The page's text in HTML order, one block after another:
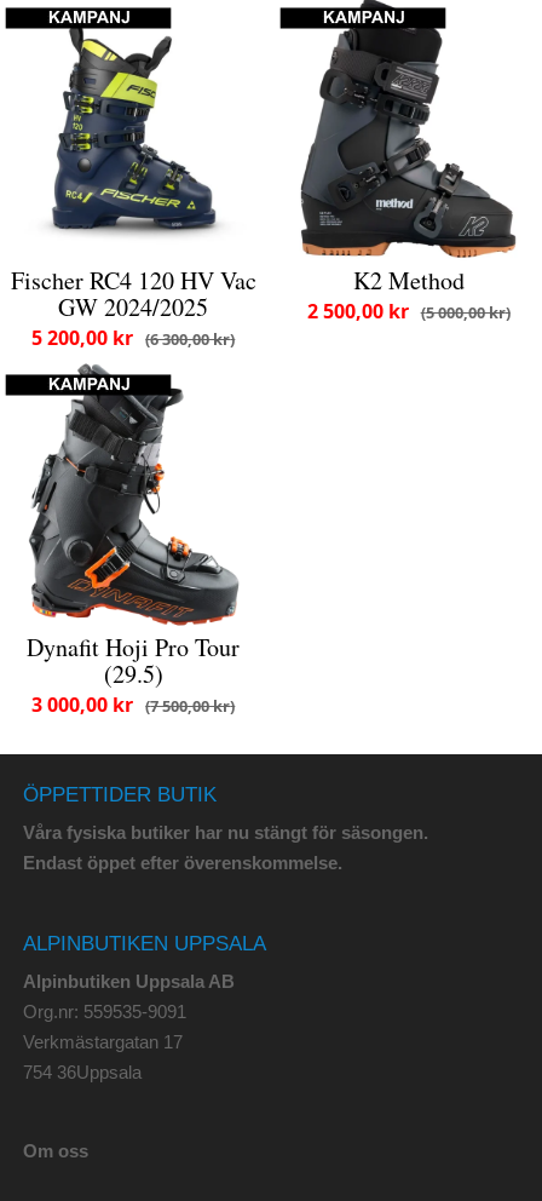
Fischer RC4 120 HV Vac
GW 2024/2025
6 300,00 kr
5 200,00 kr
K2 Method
5 000,00 kr
2 500,00 kr
Dynafit Hoji Pro Tour
(29.5)
7 500,00 kr
3 000,00 kr
ÖPPETTIDER BUTIK
Våra fysiska butiker har nu stängt för säsongen.
Endast öppet efter överenskommelse.
ALPINBUTIKEN UPPSALA
Alpinbutiken Uppsala AB
Org.nr: 559535-9091
Verkmästargatan 17
754 36Uppsala
Om oss